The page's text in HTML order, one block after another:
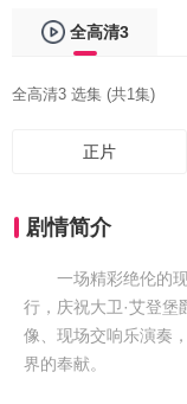
全高清3
全高清3 选集 (共1集)
正片
剧情简介
一场精彩绝伦的
行，庆祝大卫·艾登
像、现场交响乐演奏
界的奉献。